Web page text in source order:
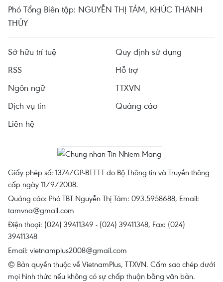
Phó Tổng Biên tập: NGUYỄN THỊ TÁM, KHÚC THANH
THỦY
Sở hữu trí tuệ
Quy định sử dụng
RSS
Hỗ trợ
Ngôn ngữ
TTXVN
Dịch vụ tin
Quảng cáo
Liên hệ
Giấy phép số: 1374/GP-BTTTT do Bộ Thông tin và Truyền thông
cấp ngày 11/9/2008.
Quảng cáo: Phó TBT Nguyễn Thị Tám: 093.5958688, Email:
tamvna@gmail.com
Điện thoại: (024) 39411349 - (024) 39411348, Fax: (024)
39411348
Email: vietnamplus2008@gmail.com
© Bản quyền thuộc về VietnamPlus, TTXVN. Cấm sao chép dưới
mọi hình thức nếu không có sự chấp thuận bằng văn bản.